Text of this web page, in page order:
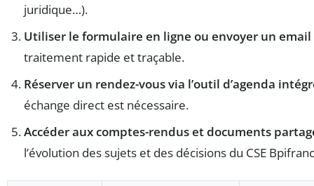
juridique…).
Utiliser le formulaire en ligne ou envoyer un
traitement rapide et traçable.
Réserver un rendez-vous via l’outil d’agenda
échange direct est nécessaire.
Accéder aux comptes-rendus et documents
l’évolution des sujets et des décisions du CSE